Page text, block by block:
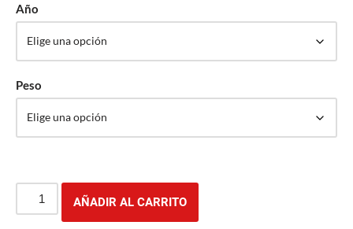
Año
Peso
AÑADIR AL CARRITO